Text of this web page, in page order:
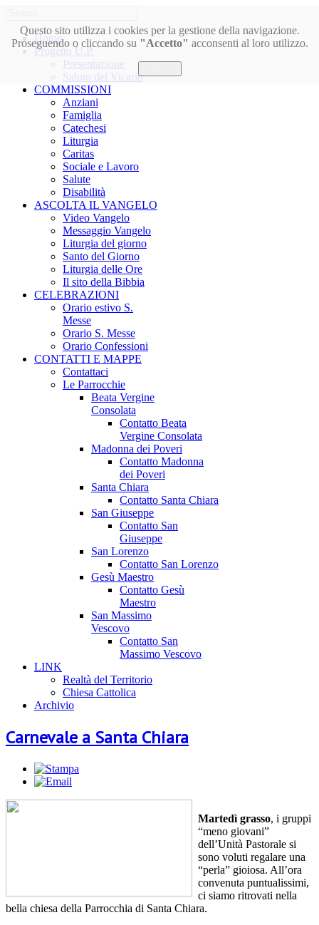
Questo sito utilizza i cookies per la gestione della navigazione.
Proseguendo o cliccando su "Accetto" acconsenti al loro utilizzo.
Home
Progetto U.P.
Presentazione
Saluto del Vicario
COMMISSIONI
Anziani
Famiglia
Catechesi
Liturgia
Caritas
Sociale e Lavoro
Salute
Disabilità
ASCOLTA IL VANGELO
Video Vangelo
Messaggio Vangelo
Liturgia del giorno
Santo del Giorno
Liturgia delle Ore
Il sito della Bibbia
CELEBRAZIONI
Orario estivo S.
Messe
Orario S. Messe
Orario Confessioni
CONTATTI E MAPPE
Contattaci
Le Parrocchie
Beata Vergine
Consolata
Contatto Beata
Vergine Consolata
Madonna dei Poveri
Contatto Madonna
dei Poveri
Santa Chiara
Contatto Santa Chiara
San Giuseppe
Contatto San
Giuseppe
San Lorenzo
Contatto San Lorenzo
Gesù Maestro
Contatto Gesù
Maestro
San Massimo
Vescovo
Contatto San
Massimo Vescovo
LINK
Realtà del Territorio
Chiesa Cattolica
Archivio
Carnevale a Santa Chiara
Martedì grasso, i gruppi
“meno giovani”
dell’Unità Pastorale si
sono voluti regalare una
“perla” gioiosa. All’ora
convenuta puntualissimi,
ci siamo ritrovati nella
bella chiesa della Parrocchia di Santa Chiara.